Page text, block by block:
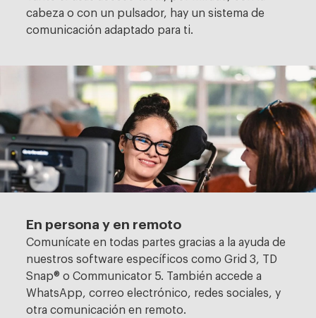
cabeza o con un pulsador, hay un sistema de
comunicación adaptado para ti.
En persona y en remoto
Comunícate en todas partes gracias a la ayuda de
nuestros software específicos como Grid 3, TD
Snap® o Communicator 5. También accede a
WhatsApp, correo electrónico, redes sociales, y
otra comunicación en remoto.